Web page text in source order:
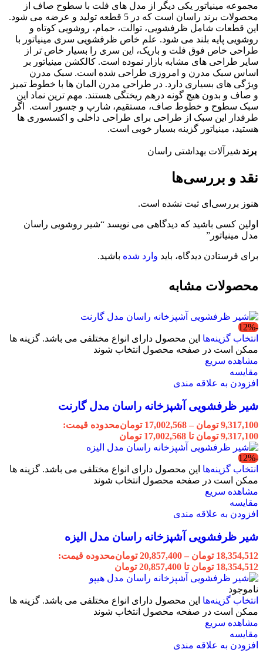
مجموعه مینیاتور یکی دیگر از مدل های فلت با سطوح صاف از
محصولات برند راسان است که در 5 قطعه تولید و عرضه می شود.
این قطعات شامل ظرفشویی، توالت، حمام، روشویی کوتاه و
روشویی پایه بلند می شود. علم خاص ظرفشویی سری مینیاتور با
طراحی خاص فوق فلت و باریک، این سری را بسیار خاص تر از
سایر طراحی های مشابه بازار نموده است. کالکشن مینیاتور بر
اساس سبک مدرن و امروزی طراحی شده است. سبک مدرن
ویژگی های بسیاری دارد. در طراحی مدرن المان ها با خطوط تمیز
و صاف و بدون هیچ گونه درهم ریختگی هستند. مهم ترین نماد این
سبک سطوح و خطوط صاف، مستقیم، شارپ و جسور است. اگر
طرفدار این سبک از طراحی برای طراحی داخلی و اکسسوری ها
هستید، مینیاتور گزینه بسیار خوبی است.
برند شیرآلات بهداشتی راسان
نقد و بررسی‌ها
هنوز بررسی‌ای ثبت نشده است.
اولین کسی باشید که دیدگاهی می نویسد “شیر روشویی راسان
مدل مینیاتور”
برای فرستادن دیدگاه، باید وارد شده باشید.
محصولات مشابه
-12%
انتخاب گزینه‌ها این محصول دارای انواع مختلفی می باشد. گزینه ها
ممکن است در صفحه محصول انتخاب شوند
مشاهده سریع
مقایسه
افزودن به علاقه مندی
شیر ظرفشویی آشپزخانه راسان مدل گارنت
9,317,100 تومان –
17,002,568 تومانمحدوده قیمت:
9,317,100 تومان تا 17,002,568 تومان
-12%
انتخاب گزینه‌ها این محصول دارای انواع مختلفی می باشد. گزینه ها
ممکن است در صفحه محصول انتخاب شوند
مشاهده سریع
مقایسه
افزودن به علاقه مندی
شیر ظرفشویی آشپزخانه راسان مدل الیزه
18,354,512 تومان –
20,857,400 تومانمحدوده قیمت:
18,354,512 تومان تا 20,857,400 تومان
ناموجود
انتخاب گزینه‌ها این محصول دارای انواع مختلفی می باشد. گزینه ها
ممکن است در صفحه محصول انتخاب شوند
مشاهده سریع
مقایسه
افزودن به علاقه مندی